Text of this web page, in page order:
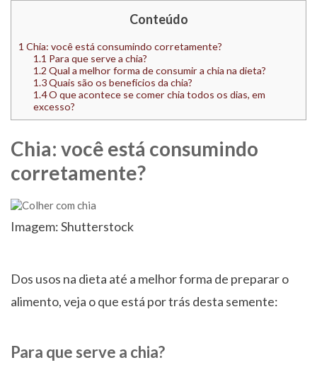
Conteúdo
1 Chia: você está consumindo corretamente?
1.1 Para que serve a chia?
1.2 Qual a melhor forma de consumir a chia na dieta?
1.3Quais são os benefícios da chia?
1.4O que acontece se comer chia todos os dias, em
excesso?
Chia: você está consumindo
corretamente?
Imagem: Shutterstock
Dos usos na dieta até a melhor forma de preparar o
alimento, veja o que está por trás desta semente:
Para que serve a chia?